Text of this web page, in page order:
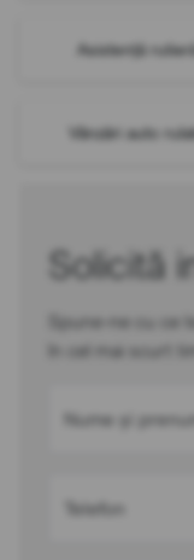
Asistență
Vânzări auto
Solicită
Spune-ne cu ce
în cel mai scurt
Nume și
Telefon